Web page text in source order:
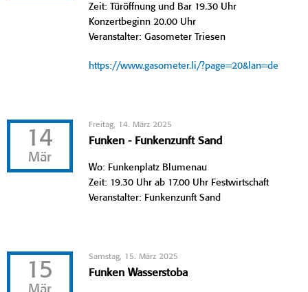
Zeit: Türöffnung und Bar 19.30 Uhr
Konzertbeginn 20.00 Uhr
Veranstalter: Gasometer Triesen
https://www.gasometer.li/?page=20&lan=de
14
Mär
Freitag, 14. März 2025
Funken - Funkenzunft Sand
Wo: Funkenplatz Blumenau
Zeit: 19.30 Uhr ab 17.00 Uhr Festwirtschaft
Veranstalter: Funkenzunft Sand
15
Samstag, 15. März 2025
Funken Wasserstoba